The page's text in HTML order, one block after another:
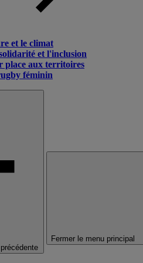
et le climat
et l'inclusion
place aux territoires
féminin
Fermer le menu principal